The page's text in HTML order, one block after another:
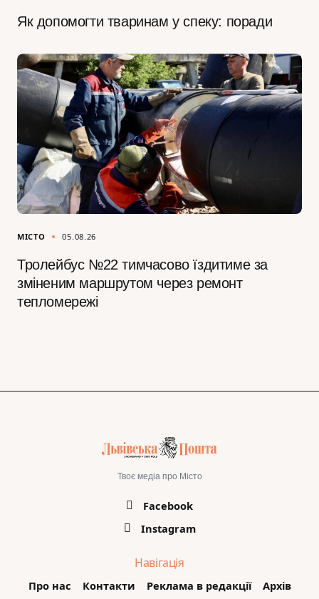
Як допомогти тваринам у спеку: поради
МІСТО 05.08.26
Тролейбус №22 тимчасово їздитиме за
зміненим маршрутом через ремонт
тепломережі
Твоє медіа про Місто
Facebook
Instagram
Навігація
Про нас Контакти Реклама в редакції Архів